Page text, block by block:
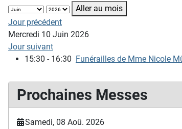
Aller au mois
Jour précédent
Mercredi 10 Juin 2026
Jour suivant
15:30 - 16:30 Funérailles de Mme Nicole
Prochaines Messes
Samedi, 08 Aoû. 2026